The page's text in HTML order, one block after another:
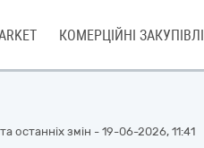
КОМЕРЦІЙНІ ЗАКУПІВЛІ
останніх змін - 19-06-2026, 11:41